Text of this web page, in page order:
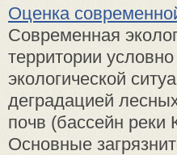
Оценка
Современная
территории
экологической
деградацией
почв (бассейн реки
Основные